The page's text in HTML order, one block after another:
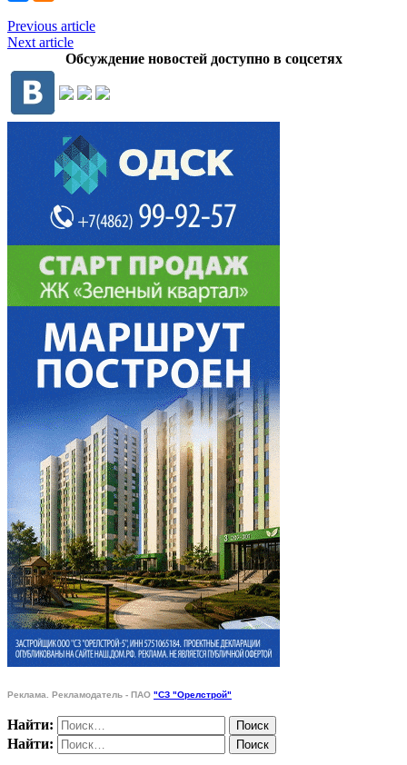
Previous article
Next article
Обсуждение новостей доступно в соцсетях
Реклама. Рекламодатель - ПАО "СЗ "Орелстрой"
Найти:
Найти: